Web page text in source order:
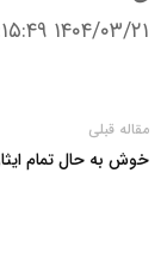
۱۴۰۴/۰۳/۲۱ ۱۴:۱۵:۴۹
مقاله قبلی
خوش به حال تمام